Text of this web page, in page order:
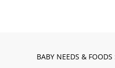
BABY NEEDS & FOODS